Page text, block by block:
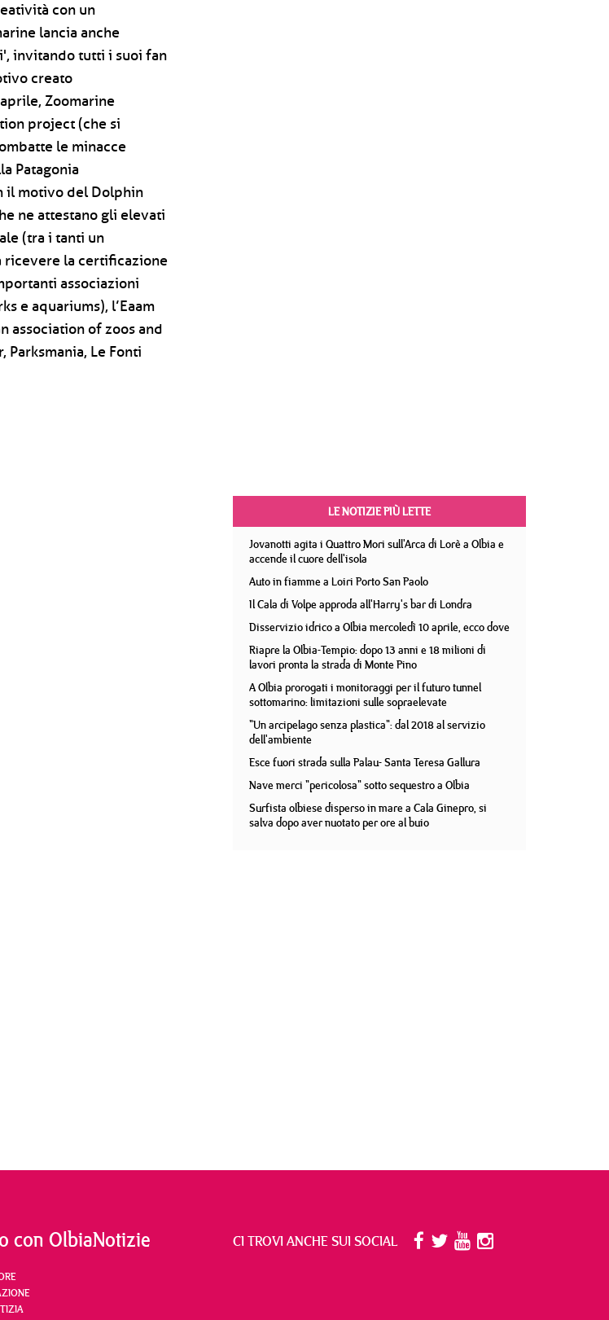
con un
lancia anche
invitando tutti i suoi fan
creato
Zoomarine
project (che si
le minacce
Patagonia
il motivo del Dolphin
ne attestano gli elevati
(tra i tanti un
ricevere la certificazione
associazioni
e aquariums), l’Eaam
association of zoos and
Le Fonti
LE NOTIZIE PIÙ LETTE
Jovanotti agita i Quattro Mori sull'Arca di Lorè a Olbia e
accende il cuore dell'isola
Auto in fiamme a Loiri Porto San Paolo
Il Cala di Volpe approda all'Harry's bar di Londra
Disservizio idrico a Olbia mercoledì 10 aprile, ecco dove
Riapre la Olbia-Tempio: dopo 13 anni e 18 milioni di
lavori pronta la strada di Monte Pino
A Olbia prorogati i monitoraggi per il futuro tunnel
sottomarino: limitazioni sulle sopraelevate
"Un arcipelago senza plastica": dal 2018 al servizio
dell'ambiente
Esce fuori strada sulla Palau- Santa Teresa Gallura
Nave merci "pericolosa" sotto sequestro a Olbia
Surfista olbiese disperso in mare a Cala Ginepro, si
salva dopo aver nuotato per ore al buio
con OlbiaNotizie CI TROVI ANCHE SUI SOCIAL